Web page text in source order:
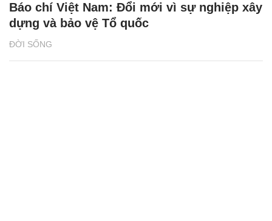
ĐỜI SỐNG
Báo chí Việt Nam: Đổi mới vì sự nghiệp xây
dựng và bảo vệ Tổ quốc